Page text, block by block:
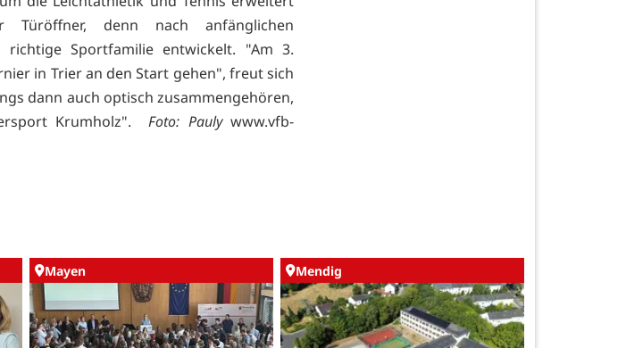
denn nach anfänglichen
Sportfamilie entwickelt. "Am 3.
in Trier an den Start gehen", freut sich
dann auch optisch zusammengehören,
Krumholz". Foto: Pauly www.vfb-
Mayen Mendig